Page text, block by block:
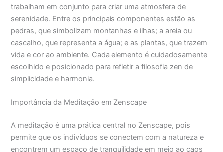
trabalham em conjunto para criar uma atmosfera de
serenidade. Entre os principais componentes estão as
pedras, que simbolizam montanhas e ilhas; a areia ou
cascalho, que representa a água; e as plantas, que trazem
vida e cor ao ambiente. Cada elemento é cuidadosamente
escolhido e posicionado para refletir a filosofia zen de
simplicidade e harmonia.
Importância da Meditação em Zenscape
A meditação é uma prática central no Zenscape, pois
permite que os indivíduos se conectem com a natureza e
encontrem um espaço de tranquilidade em meio ao caos